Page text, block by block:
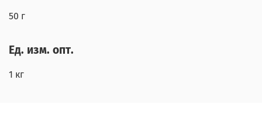
50 г
Ед. изм. опт.
1 кг